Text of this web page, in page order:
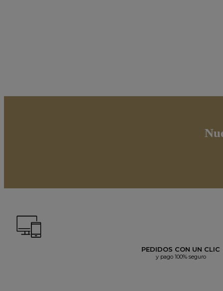
PEDIDOS CON UN CLIC
y pago 100% seguro